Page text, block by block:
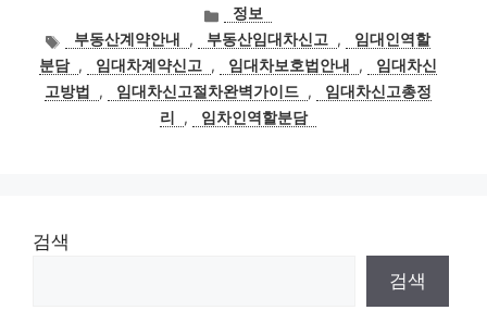
카
테
고
리
정보
태
그
부동산계약안내 , 부동산임대차신고 ,
임대인역할
분담 , 임대차계약신고 , 임대차보호법안내 ,
임대차신
고방법
, 임대차신고절차완벽가이드 ,
임대차신고총정
리
, 임차인역할분담
검색
검색